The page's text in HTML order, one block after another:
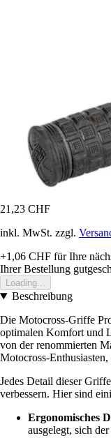
21,23 CHF
inkl. MwSt. zzgl.
+1,06 CHF für Ihre
Ihrer Bestellung
Loading...
Beschreibung
Die Motocross-Griffe
optimalen Komfort und
von der renommierten
Motocross-
Jedes Detail dieser
verbessern. Hier sind
Ergonomisches
ausgelegt, sich